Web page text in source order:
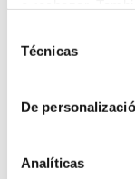
Técnicas
De
Analíticas
Ubicació.
Preu.Gratuït.